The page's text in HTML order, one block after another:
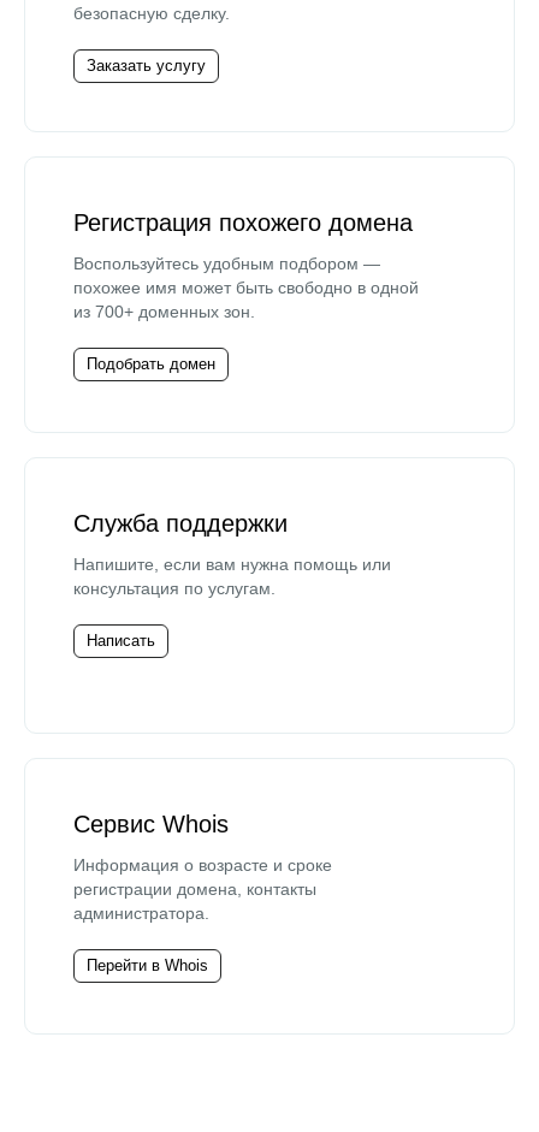
безопасную сделку.
Заказать услугу
Регистрация похожего домена
Воспользуйтесь удобным подбором —
похожее имя может быть свободно в одной
из 700+ доменных зон.
Подобрать домен
Служба поддержки
Напишите, если вам нужна помощь или
консультация по услугам.
Написать
Сервис Whois
Информация о возрасте и сроке
регистрации домена, контакты
администратора.
Перейти в Whois